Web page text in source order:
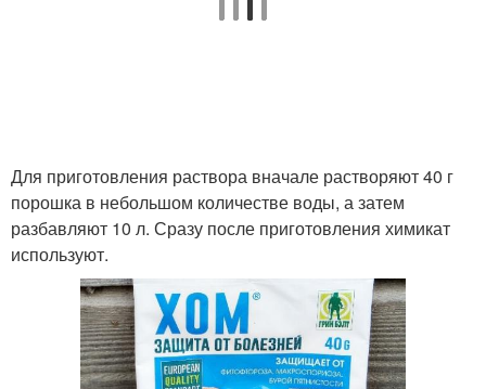
Для приготовления раствора вначале растворяют 40 г
порошка в небольшом количестве воды, а затем
разбавляют 10 л. Сразу после приготовления химикат
используют.